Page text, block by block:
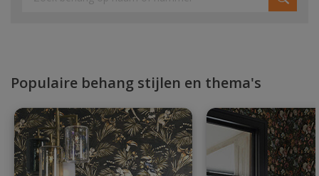
Populaire behang stijlen en thema's